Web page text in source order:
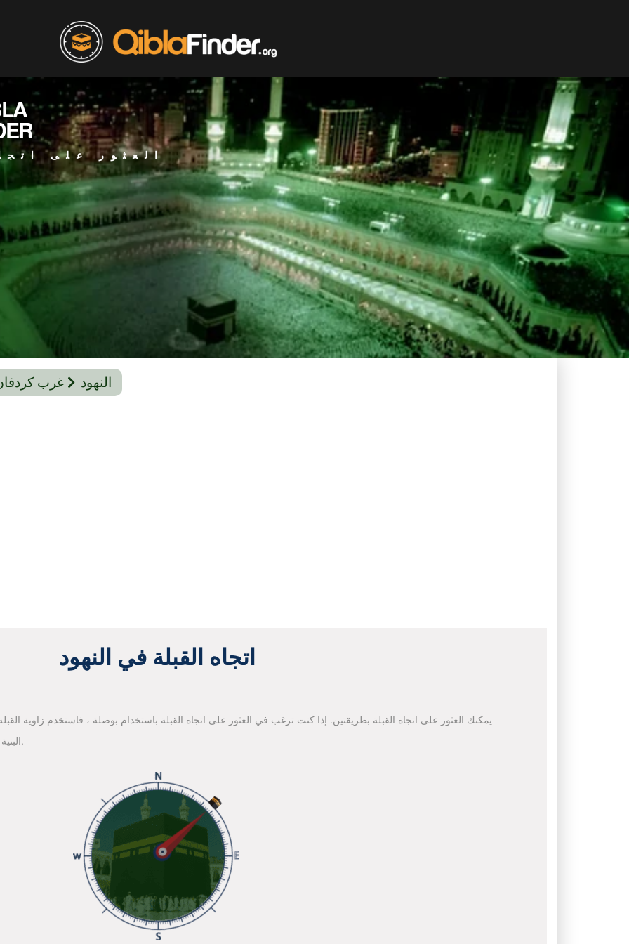
العثور على
غرب النهود
اتجاه القبلة في النهود
يمكنك العثور على اتجاه القبلة بطريقتين. إذا كنت ترغب في العثور على اتجاه القبلة باستخدام بوصلة ، فاستخدم زاوية
البنية الأساسية لخرائط جوجل للعثور على اتجاه القبلة.